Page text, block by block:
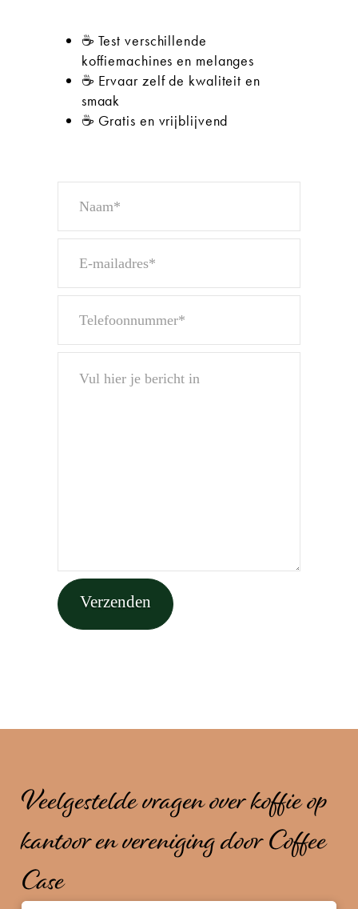
☕ Test verschillende
koffiemachines en melanges
☕ Ervaar zelf de kwaliteit en
smaak
☕ Gratis en vrijblijvend
Veelgestelde vragen over koffie op
kantoor en vereniging door Coffee
Case